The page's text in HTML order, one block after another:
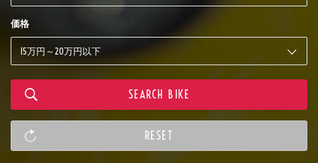
価格